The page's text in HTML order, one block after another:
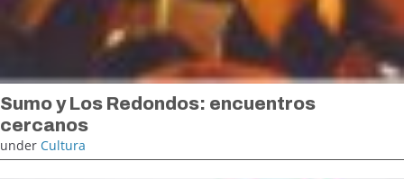
Sumo y Los Redondos: encuentros
cercanos
under Cultura